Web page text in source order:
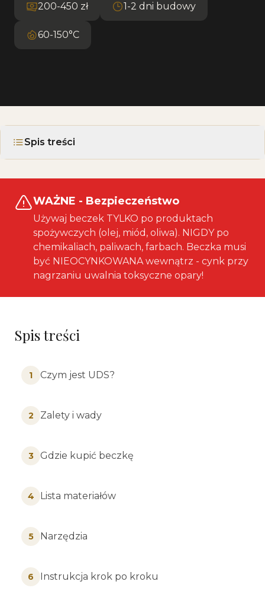
200-450 zł 1-2 dni budowy
60-150°C
Spis treści
WAŻNE - Bezpieczeństwo
Używaj beczek TYLKO po produktach
spożywczych (olej, miód, oliwa). NIGDY po
chemikaliach, paliwach, farbach. Beczka musi
być NIEOCYNKOWANA wewnątrz - cynk przy
nagrzaniu uwalnia toksyczne opary!
Spis treści
1 Czym jest UDS?
2 Zalety i wady
3 Gdzie kupić beczkę
4 Lista materiałów
5 Narzędzia
6 Instrukcja krok po kroku